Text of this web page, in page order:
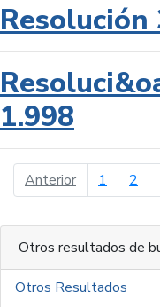
Resolución
1.998
Anteriorpágina
1 2
Otros resultados de
Otros Resultados